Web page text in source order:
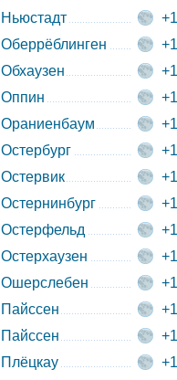
Ньюстадт
Оберрёблинген
Обхаузен
Оппин
Ораниенбаум
Остербург
Остервик
Остернинбург
Остерфельд
Остерхаузен
Ошерслебен
Пайссен
Пайссен
Плёцкау